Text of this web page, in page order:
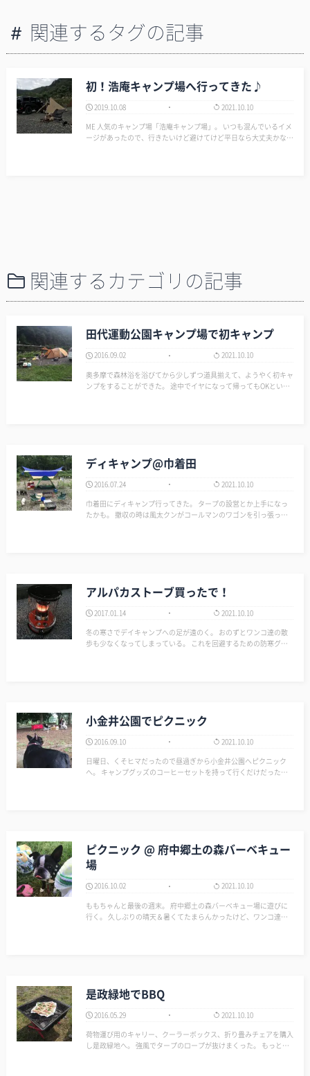
関連するタグの記事
初！浩庵キャンプ場へ行ってきた♪
2019.10.08
2021.10.10
ME 人気のキャンプ場「浩庵キャンプ場」。 いつも混んでいるイメ
ージがあったので、行きたいけど避けてけど平日なら大丈夫かな？
関連するカテゴリの記事
田代運動公園キャンプ場で初キャンプ
2016.09.02
2021.10.10
奥多摩で森林浴を浴びてから少しずつ道具揃えて、ようやく初キャ
ンプをすることができた。 途中でイヤになって帰ってもOKという
ディキャンプ@巾着田
2016.07.24
2021.10.10
巾着田にディキャンプ行ってきた。 タープの設営とか上手になっ
たかも。 撤収の時は風太クンがコールマンのワゴンを引っ張って
アルパカストーブ買ったで！
2017.01.14
2021.10.10
冬の寒さでデイキャンプへの足が遠のく。 おのずとワンコ達の散
歩も少なくなってしまっている。 これを回避するための防寒グッ
小金井公園でピクニック
2016.09.10
2021.10.10
日曜日、くそヒマだったので昼過ぎから小金井公園へピクニック
へ。 キャンプグッズのコーヒーセットを持って行くだけだったか
ピクニック @ 府中郷土の森バーベキュー
場
2016.10.02
2021.10.10
ももちゃんと最後の週末。 府中郷土の森バーベキュー場に遊びに
行く。 久しぶりの晴天＆暑くてたまらんかったけど、ワンコ達と
是政緑地でBBQ
2016.05.29
2021.10.10
荷物運び用のキャリー、クーラーボックス、折り畳みチェアを購入
し是政緑地へ。 強風でタープのロープが抜けまくった。 もっと強